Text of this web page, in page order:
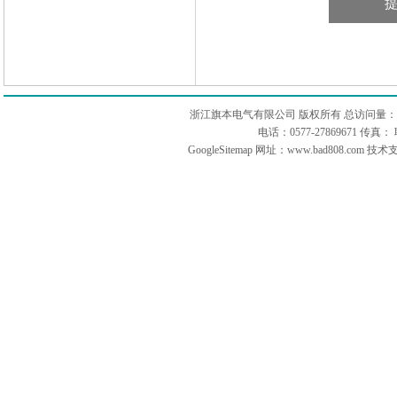
浙江旗本电气有限公司 版权所有 总访问量：
电话：0577-27869671 传真
GoogleSitemap 网址：www.bad808.com 技